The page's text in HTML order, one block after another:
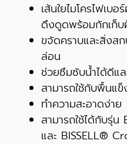
เส้นใยไมโครไฟเบ
ดึงดูดพร้อมกักเก็บ
ขจัดคราบและสิ่งส
ล่อน
ช่วยซึมซับน้ำได้ดีแล
สามารถใช้กับพื้นแ
ทำความสะอาดง่าย
สามารถใช้ได้กับรุ่
และ BISSELL®